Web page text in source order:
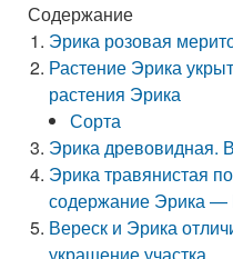
Содержание
Эрика розовая
Растение Эрика
растения Эрика
Сорта
Эрика древовидная.
Эрика травянистая
содержание Эрика —
Вереск и Эрика